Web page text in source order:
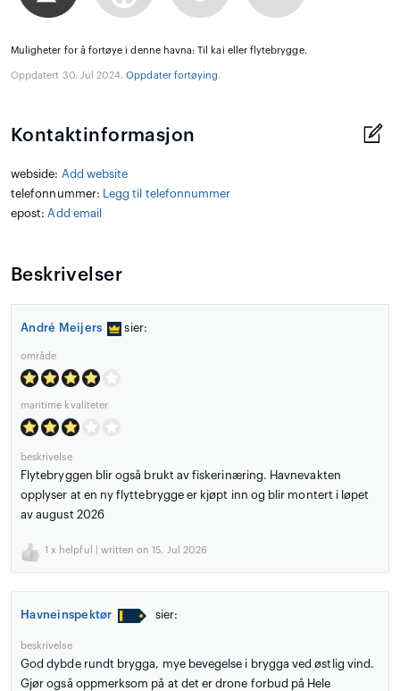
Muligheter for å fortøye i denne havna: Til kai eller flytebrygge.
Oppdatert 30. Jul 2024.Oppdater fortøying.
Kontaktinformasjon
webside: Add website
telefonnummer:
Legg til telefonnummer
epost: Add email
Beskrivelser
André Meijers sier:
område
maritime kvaliteter
beskrivelse
Flytebryggen blir også brukt av fiskerinæring. Havnevakten
opplyser at en ny flyttebrygge er kjøpt inn og blir montert i løpet
av august 2026
1 x helpful | written on 15. Jul 2026
Havneinspektør sier:
beskrivelse
God dybde rundt brygga, mye bevegelse i brygga ved østlig vind.
Gjør også oppmerksom på at det er drone forbud på Hele